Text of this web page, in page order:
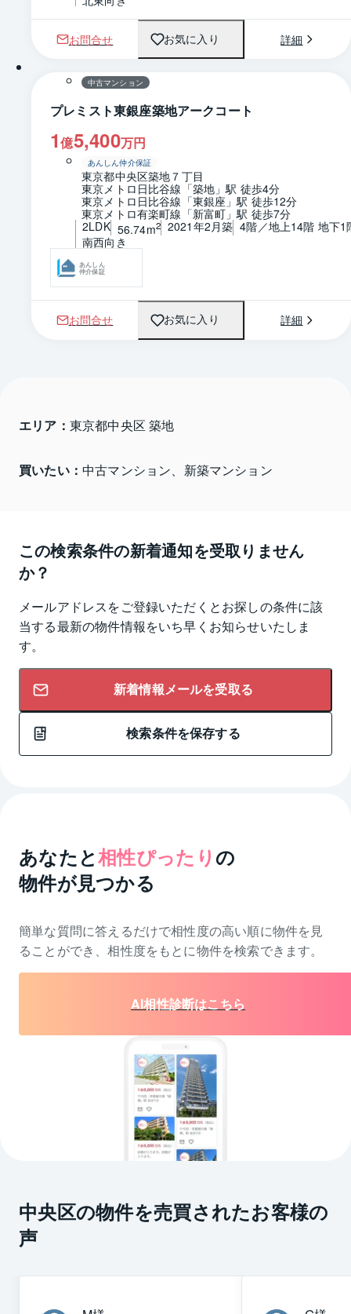
お問合せ お気に入り 詳細
1 / 0 間取り
中古マンション
プレミスト東銀座築地アークコート
1億5,400万円
あんしん仲介保証
東京都中央区築地７丁目
東京メトロ日比谷線「築地」駅 徒歩4分
東京メトロ日比谷線「東銀座」駅 徒歩12分
東京メトロ有楽町線「新富町」駅 徒歩7分
2LDK 56.74m2 2021年2月築 4階／地上14階 地下1
南西向き
あんしん
仲介保証
お問合せ お気に入り 詳細
エリア： 東京都中央区 築地
買いたい： 中古マンション、新築マンション
この検索条件の新着通知を受取りません
か？
メールアドレスをご登録いただくとお探しの条件に該
当する最新の物件情報をいち早くお知らせいたしま
す。
新着情報メールを受取る
検索条件を保存する
あなたと相性ぴったり の
物件が見つかる
簡単な質問に答えるだけで相性度の高い順に物件を 見
ることができ、相性度をもとに物件を検索できます。
AI相性診断はこちら
中央区の物件を売買されたお客様の
声